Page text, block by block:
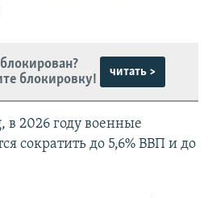
блокировку!
читать >
2026 году военные
сократить до 5,6% ВВП и до